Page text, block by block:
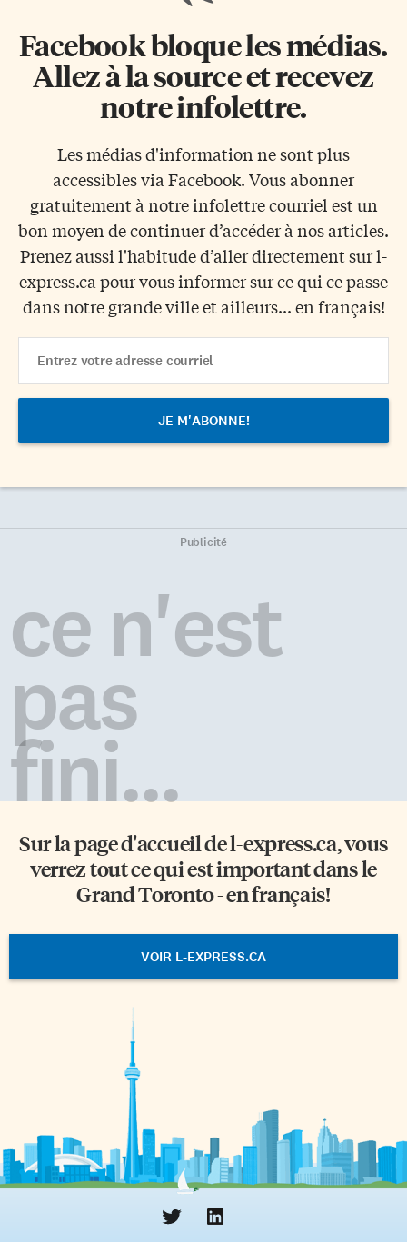
Facebook bloque les médias.
Allez à la source et recevez
notre infolettre.
Les médias d'information ne sont plus
accessibles via Facebook. Vous abonner
gratuitement à notre infolettre courriel est un
bon moyen de continuer d’accéder à nos articles.
Prenez aussi l'habitude d’aller directement sur l-
express.ca pour vous informer sur ce qui ce passe
dans notre grande ville et ailleurs... en français!
Address
Publicité
ce n'est
pas
fini...
Sur la page d'accueil del-express.ca, vous
verrez tout ce qui est important dans le
Grand Toronto - en français!
VOIR L-EXPRESS.CA